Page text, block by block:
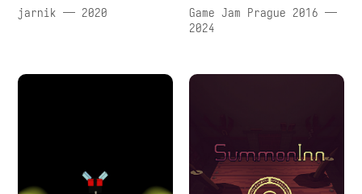
jarnik — 2020
Game Jam Prague 2016 —
2024